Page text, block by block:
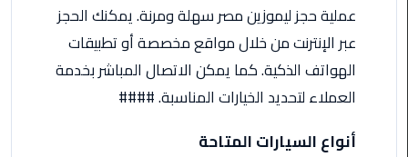
مطار
العرب
الاسكندرية
ليموزين
عملية حجز ليموزين مصر سهلة ومرنة. يمكنك الحجز
عبر الإنترنت من خلال مواقع مخصصة أو تطبيقات
الهواتف الذكية. كما يمكن الاتصال المباشر بخدمة
العملاء لتحديد الخيارات المناسبة. ####
أنواع السيارات المتاحة